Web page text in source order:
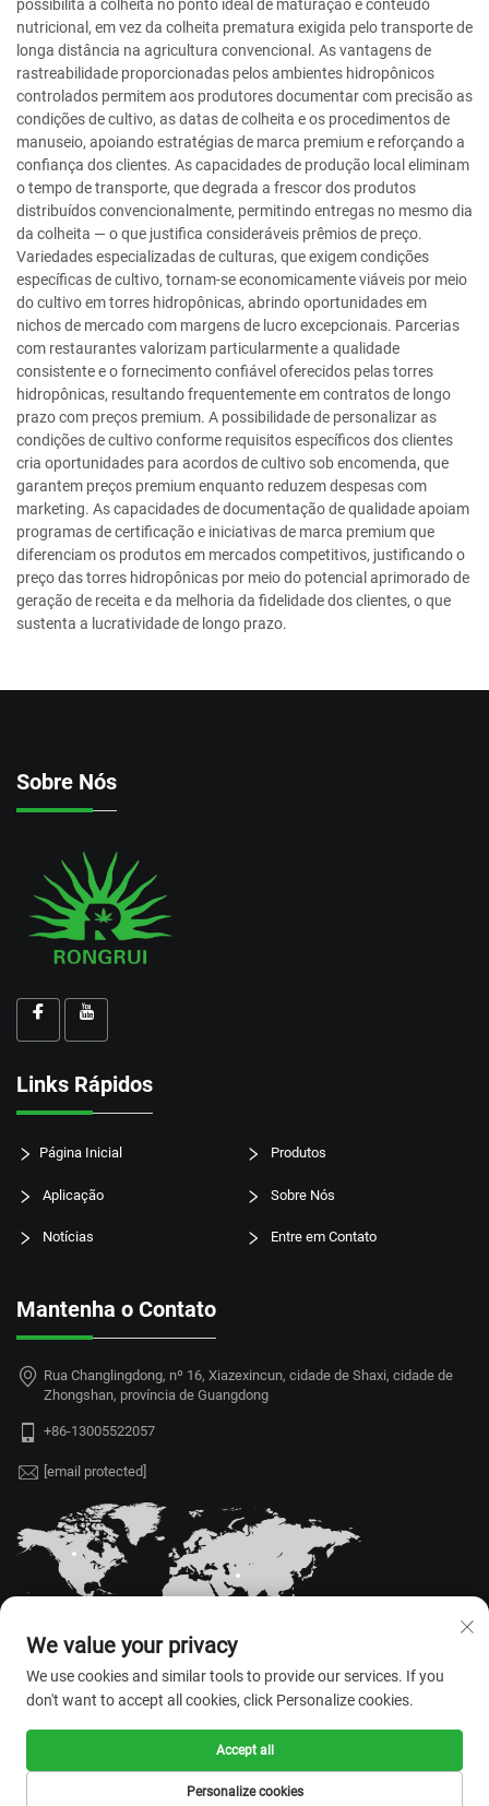
possibilita a colheita no ponto ideal de maturação e conteúdo
nutricional, em vez da colheita prematura exigida pelo transporte de
longa distância na agricultura convencional. As vantagens de
rastreabilidade proporcionadas pelos ambientes hidropônicos
controlados permitem aos produtores documentar com precisão as
condições de cultivo, as datas de colheita e os procedimentos de
manuseio, apoiando estratégias de marca premium e reforçando a
confiança dos clientes. As capacidades de produção local eliminam
o tempo de transporte, que degrada a frescor dos produtos
distribuídos convencionalmente, permitindo entregas no mesmo dia
da colheita — o que justifica consideráveis prêmios de preço.
Variedades especializadas de culturas, que exigem condições
específicas de cultivo, tornam-se economicamente viáveis por meio
do cultivo em torres hidropônicas, abrindo oportunidades em
nichos de mercado com margens de lucro excepcionais. Parcerias
com restaurantes valorizam particularmente a qualidade
consistente e o fornecimento confiável oferecidos pelas torres
hidropônicas, resultando frequentemente em contratos de longo
prazo com preços premium. A possibilidade de personalizar as
condições de cultivo conforme requisitos específicos dos clientes
cria oportunidades para acordos de cultivo sob encomenda, que
garantem preços premium enquanto reduzem despesas com
marketing. As capacidades de documentação de qualidade apoiam
programas de certificação e iniciativas de marca premium que
diferenciam os produtos em mercados competitivos, justificando o
preço das torres hidropônicas por meio do potencial aprimorado de
geração de receita e da melhoria da fidelidade dos clientes, o que
sustenta a lucratividade de longo prazo.
Sobre Nós
Links Rápidos
Página Inicial Produtos
Aplicação Sobre Nós
Notícias Entre em Contato
Mantenha o Contato
Rua Changlingdong, nº 16, Xiazexincun, cidade de Shaxi, cidade de
Zhongshan, província de Guangdong
+86-13005522057
[email protected]
Direitos autorais © 2026 Zhongshan
Rongrui Technology Co., Ltd. Todos
os direitos reservados. —Política de
We value your privacy
We use cookies and similar tools to provide our services. If you
don't want to accept all cookies, click Personalize cookies.
Personalize cookies
Accept all